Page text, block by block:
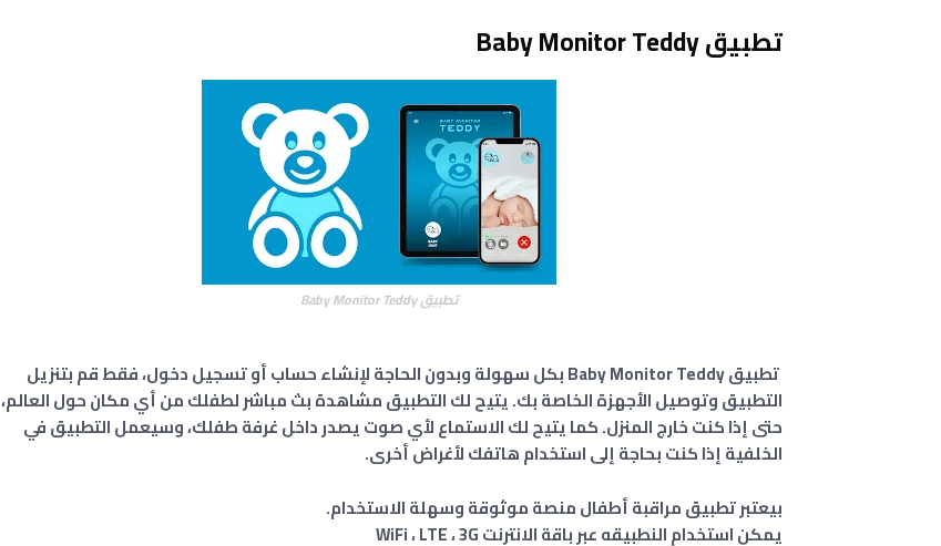
تطبيق Baby Monitor Teddy
تطبيق Baby Monitor Teddy
تطبيق Baby Monitor Teddy بكل سهولة وبدون الحاجة لإنشاء حساب أو تسجيل دخول، فقط قم بتنزيل
التطبيق وتوصيل الأجهزة الخاصة بك. يتيح لك التطبيق مشاهدة بث مباشر لطفلك من أي مكان حول العالم،
حتى إذا كنت خارج المنزل. كما يتيح لك الاستماع لأي صوت يصدر داخل غرفة طفلك، وسيعمل التطبيق في
الخلفية إذا كنت بحاجة إلى استخدام هاتفك لأغراض أخرى.
بيعتبر تطبيق مراقبة أطفال منصة موثوقة وسهلة الاستخدام.
يمكن استخدام النطبيقه عبر باقة الانترنت WiFi ، LTE ، 3G